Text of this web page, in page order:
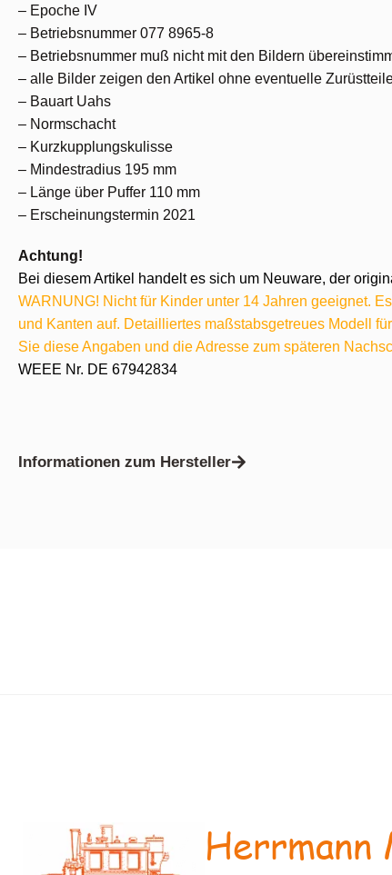
– Epoche IV
– Betriebsnummer 077 8965-8
– Betriebsnummer muß nicht mit den Bildern
– alle Bilder zeigen den Artikel ohne eventuelle
– Bauart Uahs
– Normschacht
– Kurzkupplungskulisse
– Mindestradius 195 mm
– Länge über Puffer 110 mm
– Erscheinungstermin 2021
Achtung!
Bei diesem Artikel handelt es sich um Neuware, der
WARNUNG! Nicht für Kinder unter 14 Jahren geeignet.
und Kanten auf. Detailliertes maßstabsgetreues Modell
Sie diese Angaben und die Adresse zum späteren
WEEE Nr. DE 67942834
Informationen zum Hersteller
Herrmann